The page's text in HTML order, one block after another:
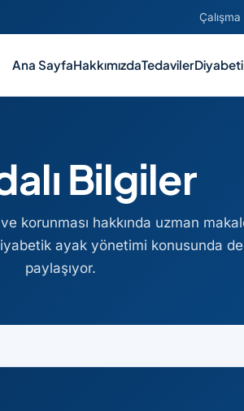
Ana SayfaHakkımızdaTedaviler
Bilgiler
korunması hakkında uzman
ayak yönetimi konusunda
paylaşıyor.